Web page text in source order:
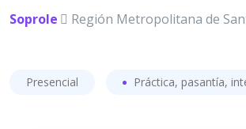
Soprole Región Metropolitana de
Presencial Práctica, pasantía,